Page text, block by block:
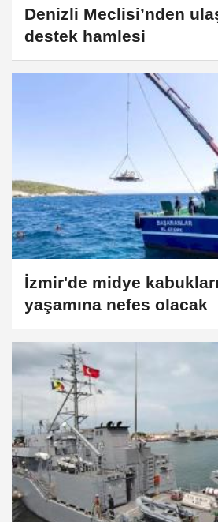
Denizli Meclisi’nden
destek hamlesi
İzmir'de midye
yaşamına nefes olacak